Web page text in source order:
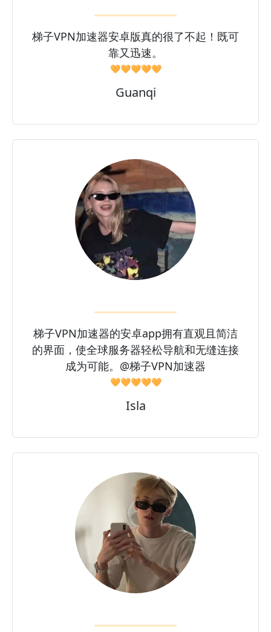
梯子VPN加速器安卓版真的很了不起！既可
靠又迅速。
🧡🧡🧡🧡🧡
Guanqi
梯子VPN加速器的安卓app拥有直观且简洁
的界面，使全球服务器轻松导航和无缝连接
成为可能。@梯子VPN加速器
🧡🧡🧡🧡🧡
Isla